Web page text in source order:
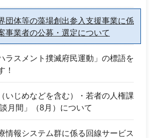
団体等の藻場創出参入支援事業に係
事業者の公募・選定について
ラスメント撲滅府民運動」の標語を
！
いじめなどを含む）・若者の人権課
月間」（8月）について
情報システム群に係る回線サービス